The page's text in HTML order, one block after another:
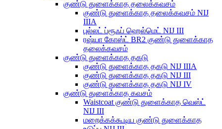
குண்டு துளைக்காத தலைக்கவசம்
குண்டு துளைக்காத தலைக்கவசம் NIJ
IIIA
புல்லட் ப்ரூஃப் ஹெல்மெட் NIJ III
ரஷ்யா கோஸ்ட் BR2 குண்டு துளைக்காத
தலைக்கவசம்
குண்டு துளைக்காத தகடு
குண்டு துளைக்காத தகடு NIJ IIIA
குண்டு துளைக்காத தகடு NIJ III
குண்டு துளைக்காத தகடு NIJ IV
குண்டு துளைக்காத கவசம்
Waistcoat குண்டு துளைக்காத வெஸ்ட்
NIJ III
மறைக்கக்கூடிய குண்டு துளைக்காத